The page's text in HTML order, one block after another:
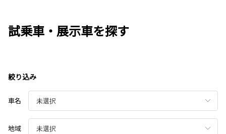
試乗車・展示車を探す
絞り込み
車名
地域